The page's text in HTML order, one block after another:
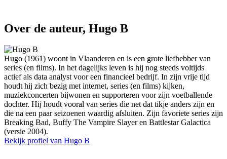
Over de auteur, Hugo B
Hugo (1961) woont in Vlaanderen en is een grote liefhebber van
series (en films). In het dagelijks leven is hij nog steeds voltijds
actief als data analyst voor een financieel bedrijf. In zijn vrije tijd
houdt hij zich bezig met internet, series (en films) kijken,
muziekconcerten bijwonen en supporteren voor zijn voetballende
dochter. Hij houdt vooral van series die net dat tikje anders zijn en
die na een paar seizoenen waardig afsluiten. Zijn favoriete series zijn
Breaking Bad, Buffy The Vampire Slayer en Battlestar Galactica
(versie 2004).
Bekijk profiel van Hugo B